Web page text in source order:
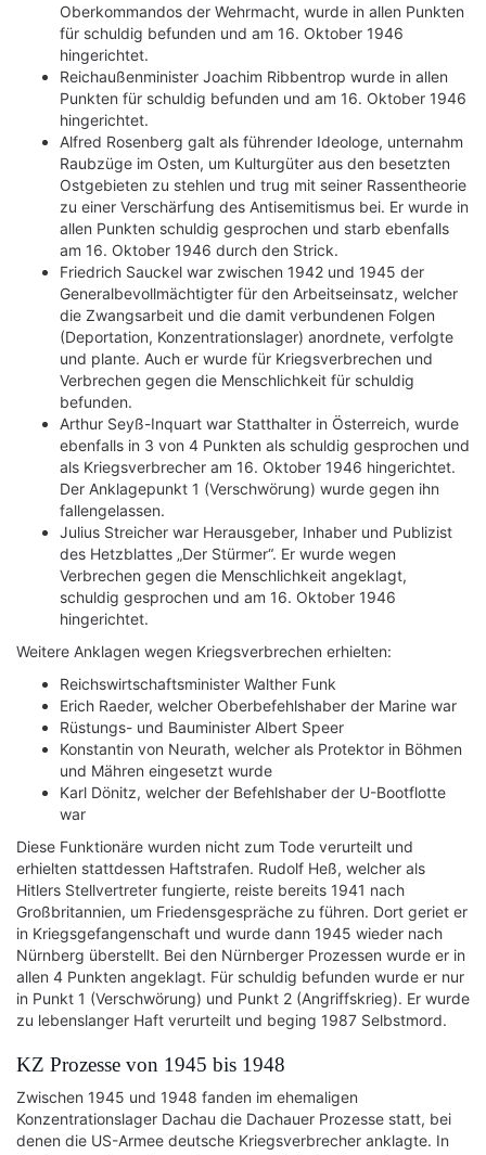
Oberkommandos der Wehrmacht, wurde in allen Punkten
für schuldig befunden und am 16. Oktober 1946
hingerichtet.
Reichaußenminister Joachim Ribbentrop wurde in allen
Punkten für schuldig befunden und am 16. Oktober 1946
hingerichtet.
Alfred Rosenberg galt als führender Ideologe, unternahm
Raubzüge im Osten, um Kulturgüter aus den besetzten
Ostgebieten zu stehlen und trug mit seiner Rassentheorie
zu einer Verschärfung des Antisemitismus bei. Er wurde in
allen Punkten schuldig gesprochen und starb ebenfalls
am 16. Oktober 1946 durch den Strick.
Friedrich Sauckel war zwischen 1942 und 1945 der
Generalbevollmächtigter für den Arbeitseinsatz, welcher
die Zwangsarbeit und die damit verbundenen Folgen
(Deportation, Konzentrationslager) anordnete, verfolgte
und plante. Auch er wurde für Kriegsverbrechen und
Verbrechen gegen die Menschlichkeit für schuldig
befunden.
Arthur Seyß-Inquart war Statthalter in Österreich, wurde
ebenfalls in 3 von 4 Punkten als schuldig gesprochen und
als Kriegsverbrecher am 16. Oktober 1946 hingerichtet.
Der Anklagepunkt 1 (Verschwörung) wurde gegen ihn
fallengelassen.
Julius Streicher war Herausgeber, Inhaber und Publizist
des Hetzblattes „Der Stürmer“. Er wurde wegen
Verbrechen gegen die Menschlichkeit angeklagt,
schuldig gesprochen und am 16. Oktober 1946
hingerichtet.
Weitere Anklagen wegen Kriegsverbrechen erhielten:
Reichswirtschaftsminister Walther Funk
Erich Raeder, welcher Oberbefehlshaber der Marine war
Rüstungs- und Bauminister Albert Speer
Konstantin von Neurath, welcher als Protektor in Böhmen
und Mähren eingesetzt wurde
Karl Dönitz, welcher der Befehlshaber der U-Bootflotte
war
Diese Funktionäre wurden nicht zum Tode verurteilt und
erhielten stattdessen Haftstrafen. Rudolf Heß, welcher als
Hitlers Stellvertreter fungierte, reiste bereits 1941 nach
Großbritannien, um Friedensgespräche zu führen. Dort geriet er
in Kriegsgefangenschaft und wurde dann 1945 wieder nach
Nürnberg überstellt. Bei den Nürnberger Prozessen wurde er in
allen 4 Punkten angeklagt. Für schuldig befunden wurde er nur
in Punkt 1 (Verschwörung) und Punkt 2 (Angriffskrieg). Er wurde
zu lebenslanger Haft verurteilt und beging 1987 Selbstmord.
KZ Prozesse von 1945 bis 1948
Zwischen 1945 und 1948 fanden im ehemaligen
Konzentrationslager Dachau die Dachauer Prozesse statt, bei
denen die US-Armee deutsche Kriegsverbrecher anklagte. In